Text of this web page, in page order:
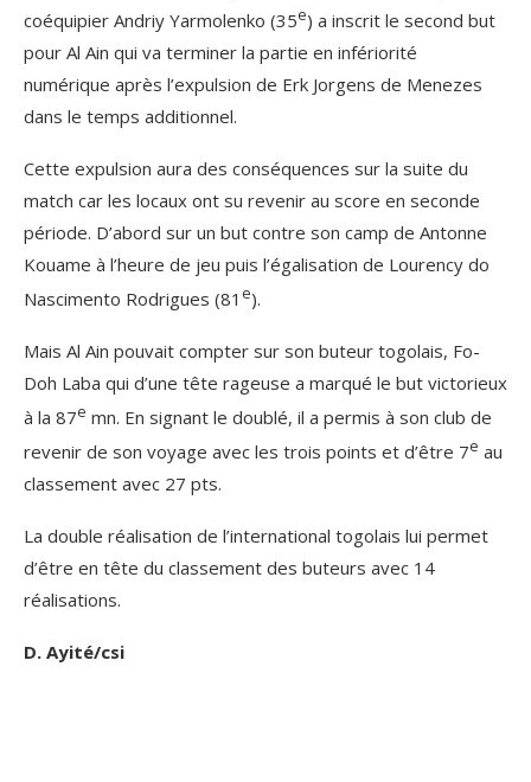
coéquipier Andriy Yarmolenko (35e) a inscrit le second but
pour Al Ain qui va terminer la partie en infériorité
numérique après l’expulsion de Erk Jorgens de Menezes
dans le temps additionnel.
Cette expulsion aura des conséquences sur la suite du
match car les locaux ont su revenir au score en seconde
période. D’abord sur un but contre son camp de Antonne
Kouame à l’heure de jeu puis l’égalisation de Lourency do
Nascimento Rodrigues (81 e).
Mais Al Ain pouvait compter sur son buteur togolais, Fo-
Doh Laba qui d’une tête rageuse a marqué le but victorieux
à la 87e mn. En signant le doublé, il a permis à son club de
revenir de son voyage avec les trois points et d’être 7e au
classement avec 27 pts.
La double réalisation de l’international togolais lui permet
d’être en tête du classement des buteurs avec 14
réalisations.
D. Ayité/csi